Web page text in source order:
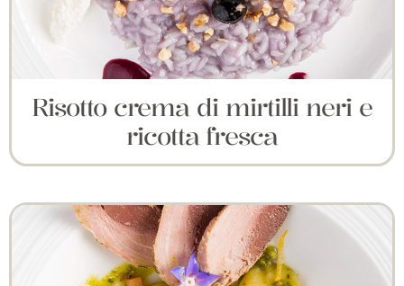
Risotto crema di mirtilli neri e
ricotta fresca